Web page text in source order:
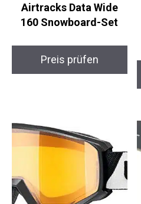
Airtracks Data Wide
160 Snowboard-Set
Preis prüfen